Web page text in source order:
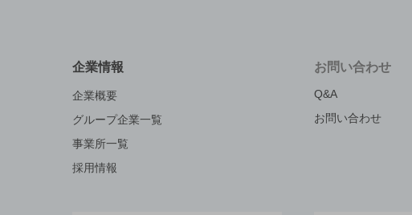
企業情報
企業概要
グループ企業一覧
事業所一覧
採用情報
お問い合わせ
Q&A
お問い合わせ